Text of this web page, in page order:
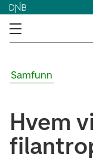
Samfunn
Hvem